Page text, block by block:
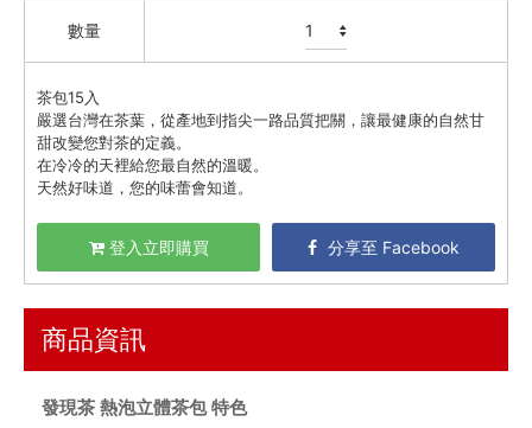
發現茶
果汁 / 醋飲 / 茶飲 / 沖泡
山山來茶
BEMO Café
豆奶 / 堅果飲 / 木耳露
羅東鎮農會
限時68折↘茶立方工坊 台灣茶餅
油鹽醬醋
頂級美食
數量
茶包15入
嚴選台灣在茶葉，從產地到指尖一路品質把關，讓最健康的自然甘
甜改變您對茶的定義。
在冷冷的天裡給您最自然的溫暖。
天然好味道，您的味蕾會知道。
登入立即購買 分享至 Facebook
商品資訊
發現茶 熱泡立體茶包 特色